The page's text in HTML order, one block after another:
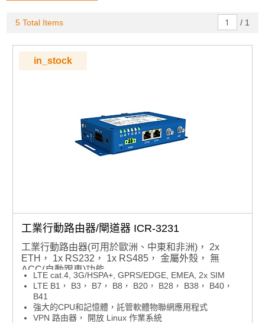
5 Total Items / 1
in_stock
工業行動路由器/閘道器 ICR-3231
工業行動路由器(可用於歐洲、中東和非洲)， 2x
ETH， 1x RS232， 1x RS485， 金屬外殼， 無
ACC(自動跟車)功能
LTE cat.4, 3G/HSPA+, GPRS/EDGE, EMEA, 2x SIM
LTE B1， B3， B7， B8， B20， B28， B38， B40，
B41
強大的CPU和記憶體，託管軟體物聯網應用程式
VPN 路由器， 開放 Linux 作業系統